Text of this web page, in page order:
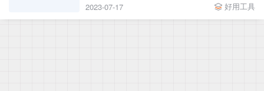
2023-07-17 好用工具